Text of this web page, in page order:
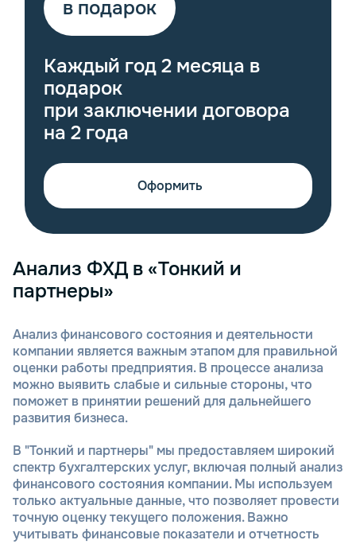
в подарок
Каждый год 2 месяца в
подарок
при заключении договора
на 2 года
Оформить
Анализ ФХД в «Тонкий и
партнеры»
Анализ финансового состояния и деятельности
компании является важным этапом для правильной
оценки работы предприятия. В процессе анализа
можно выявить слабые и сильные стороны, что
поможет в принятии решений для дальнейшего
развития бизнеса.
В "Тонкий и партнеры" мы предоставляем широкий
спектр бухгалтерских услуг, включая полный анализ
финансового состояния компании. Мы используем
только актуальные данные, что позволяет провести
точную оценку текущего положения. Важно
учитывать финансовые показатели и отчетность